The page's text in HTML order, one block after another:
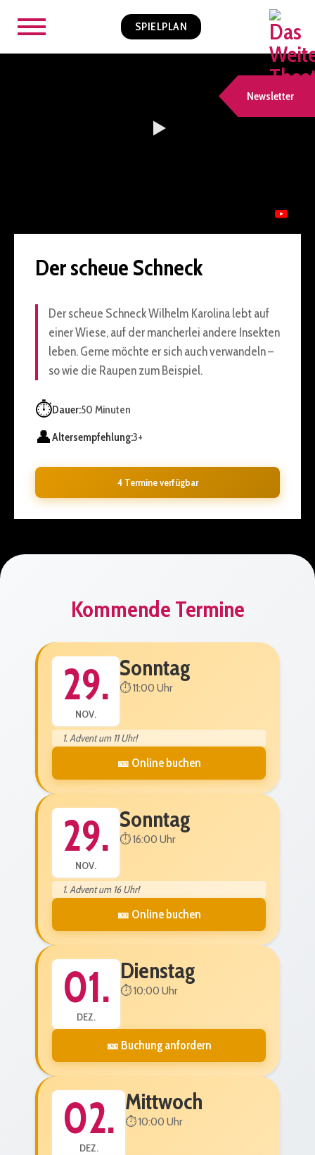
SPIELPLAN
Newsletter
Der scheue Schneck
Der scheue Schneck Wilhelm Karolina lebt auf
einer Wiese, auf der mancherlei andere Insekten
leben. Gerne möchte er sich auch verwandeln –
so wie die Raupen zum Beispiel.
⏱️Dauer:50 Minuten
👤Altersempfehlung:3+
4 Termine verfügbar
Kommende Termine
29.
NOV.
Sonntag
⏱️ 11:00 Uhr
1. Advent um 11 Uhr!
🎫 Online buchen
29.
NOV.
Sonntag
⏱️ 16:00 Uhr
1. Advent um 16 Uhr!
🎫 Online buchen
01.
DEZ.
Dienstag
⏱️ 10:00 Uhr
🎫 Buchung anfordern
02.
DEZ.
Mittwoch
⏱️ 10:00 Uhr